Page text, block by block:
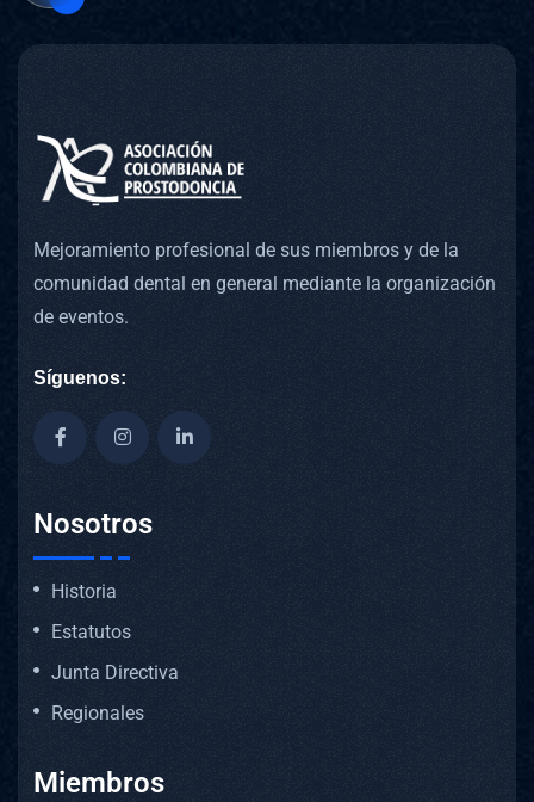
Mejoramiento profesional de sus miembros y de la
comunidad dental en general mediante la organización
de eventos.
Síguenos:
Nosotros
Historia
Estatutos
Junta Directiva
Regionales
Miembros